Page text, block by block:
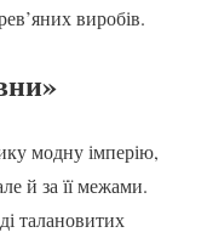
виробів.
модну імперію,
й за її межами.
талановитих